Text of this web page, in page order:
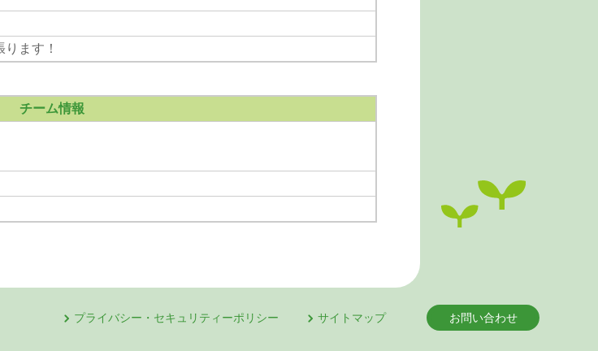
ます！
チーム情報
プライバシー・セキュリティーポリシー サイトマップ お問い合わせ